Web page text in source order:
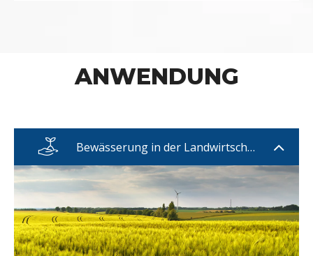
ANWENDUNG
Bewässerung in der Landwirtschaft